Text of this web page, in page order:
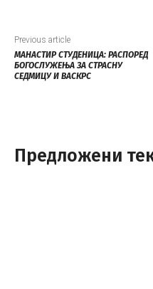
Previous article
МАНАСТИР СТУДЕНИЦА: РАСПОРЕД
БОГОСЛУЖЕЊА ЗА СТРАСНУ
СЕДМИЦУ И ВАСКРС
Предложени